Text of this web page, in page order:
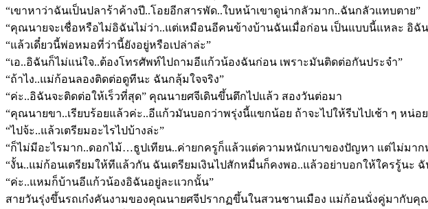
“เขาหาว่าฉันเป็นปลาร้าค้างปี..โอยอีกสารพัด..ใบหน้าเขาดูน่ากลัวมาก..ฉันกลัวแทบตาย”
“คุณนายจะเชื่อหรือไม่อิฉันไม่ว่า..แต่เหมือนอีคนข้างบ้านฉันเมื่อก่อน เป็นแบบนี้แหละ อิ
“แล้วเดี๋ยวนี้พ่อหมอที่ว่านี้ยังอยู่หรือเปล่าล่ะ”
“เอ..อิฉันก็ไม่แน่ใจ..ต้องโทรศัพท์ไปถามอีแก้วน้องฉันก่อน เพราะมันติดต่อกันประจำ”
“ถ้าไง..แม่ก้อนลองติดต่อดูทีนะ ฉันกลุ้มใจจริง”
“ค่ะ..อิฉันจะติดต่อให้เร็วที่สุด” คุณนายศจีเดินขึ้นตึกไปแล้ว สองวันต่อมา
“คุณนายขา..เรียบร้อยแล้วค่ะ..อีแก้วมันบอกว่าพรุ่งนี้แขกน้อย ถ้าจะไปให้รีบไปเช้า ๆ หน่อ
“ไปจ้ะ..แล้วเตรียมอะไรไปบ้างล่ะ”
“ก็ไม่มีอะไรมาก..ดอกไม้…ธูปเทียน..ค่ายกครูก็แล้วแต่ความหนักเบาของปัญหา แต่ไม่มาก
“งั้น..แม่ก้อนเตรียมให้ทีแล้วกัน ฉันเตรียมเงินไปสักหมื่นก็คงพอ..แล้วอย่าบอกให้ใครรู้นะ ฉั
“ค่ะ..แหมก็บ้านอีแก้วน้องอิฉันอยู่ละแวกนั้น”
สายวันรุ่งขึ้นรถเก๋งคันงามของคุณนายศจีปรากฏขึ้นในสวนชานเมือง แม่ก้อนนั่งคู่มากับคุ